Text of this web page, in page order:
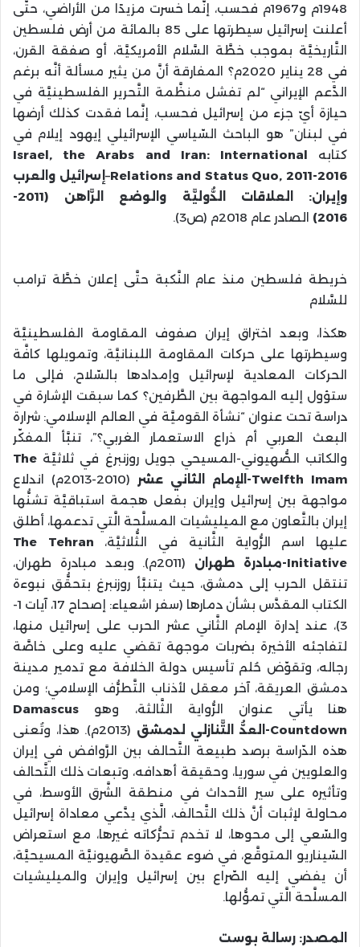
1948م و1967م فحسب، إنَّما خسرت مزيدًا من الأراضي، حتَّى
أعلنت إسرائيل سيطرتها على 85 بالمائة من أرض فلسطين
التَّاريخيَّة بموجب خطَّة السَّلام الأمريكيَّة، أو صفقة القرن،
في 28 يناير 2020م؟ المفارقة أنَّ من يثير مسألة أنَّه برغم
الدَّعم الإيراني “لم تفشل منظَّمة التَّحرير الفلسطينيَّة في
حيازة أيّ جزء من إسرائيل فحسب، إنَّما فقدت كذلك أرضها
في لبنان” هو الباحث السّياسي الإسرائيلي إيهود إيلام في
كتابه Israel, the Arabs and Iran: International
Relations and Status Quo, 2011-2016
– إسرائيل والعرب
وإيران: العلاقات الدُّوليَّة والوضع الرَّاهن (2011-
2016)
الصادر عام 2018م (ص3).
خريطة فلسطين منذ عام النَّكبة حتَّى إعلان خطَّة ترامب
للسَّلام
هكذا، وبعد اختراق إيران صفوف المقاومة الفلسطينيَّة
وسيطرتها على حركات المقاومة اللبنانيَّة، وتمويلها كافَّة
الحركات المعادية لإسرائيل وإمدادها بالسّلاح، فإلى ما
ستؤول إليه المواجهة بين الطَّرفين؟ كما سبقت الإشارة في
دراسة تحت عنوان “نشأة القوميَّة في العالم الإسلامي: شرارة
البعث العربي أم ذراع الاستعمار الغربي؟”، تنبَّأ المفكّر
والكاتب الصُّهيوني-المسيحي جويل روزنبرغ في ثلاثيَّة The
Twelfth Imam-الإمام الثاني عشر
(2010-2013م) اندلاع
مواجهة بين إسرائيل وإيران بفعل هجمة استباقيَّة تشنُّها
إيران بالتَّعاون مع الميليشيات المسلَّحة الَّتي تدعمها، أطلق
عليها اسم الرُّواية الثَّانية في الثُّلاثيَّة، The Tehran
Initiative-مبادرة طهران
(2011م). وبعد مبادرة طهران،
تنتقل الحرب إلى دمشق، حيث يتنبَّأ روزنبرغ بتحقُّق نبوءة
الكتاب المقدَّس بشأن دمارها (سفر اشعياء: إصحاح 17، آيات 1-
3)، عند إدارة الإمام الثَّاني عشر الحرب على إسرائيل منها،
لتفاجئه الأخيرة بضربات موجهة تقضي عليه وعلى خاصَّة
رجاله، وتقوّض حُلم تأسيس دولة الخلافة مع تدمير مدينة
دمشق العريقة، آخر معقل لأذناب التَّطرُّف الإسلامي؛ ومن
هنا يأتي عنوان الرُّواية الثَّالثة، وهو Damascus
Countdown-العدُّ التَّنازلي لدمشق
(2013م). هذا، وتُعنى
هذه الدّراسة برصد طبيعة التَّحالف بين الرَّوافض في إيران
والعلويين في سوريا، وحقيقة أهدافه، وتبعات ذلك التَّحالف
وتأثيره على سير الأحداث في منطقة الشَّرق الأوسط، في
محاولة لإثبات أنَّ ذلك التَّحالف، الَّذي يدَّعي معاداة إسرائيل
والسّعي إلى محوها، لا تخدم تحرُّكاته غيرها، مع استعراض
السّيناريو المتوقَّع، في ضوء عقيدة الصَّهيونيَّة المسيحيَّة،
أن يفضي إليه الصّراع بين إسرائيل وإيران والميليشيات
المسلَّحة الَّتي تموُّلها.
المصدر: رسالة بوست